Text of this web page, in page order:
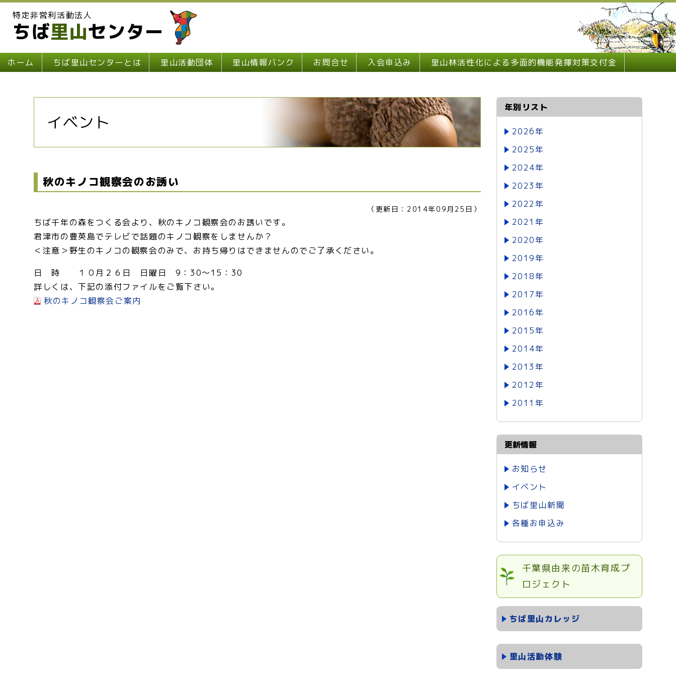
特定非営利活動法人
ちば里山センター
ホーム ちば里山センターとは 里山活動団体 里山情報バンク お問合せ 入会申込み 里山林活性化による多面的機能発揮対策交付金
イベント
秋のキノコ観察会のお誘い
（更新日：2014年09月25日）
ちば千年の森をつくる会より、秋のキノコ観察会のお誘いです。
君津市の豊英島でテレビで話題のキノコ観察をしませんか？
＜注意＞野生のキノコの観察会のみで、お持ち帰りはできませんのでご了承ください。
日 時 １０月２６日 日曜日 9：30～15：30
詳しくは、下記の添付ファイルをご覧下さい。
秋のキノコ観察会ご案内
年別リスト
2026年
2025年
2024年
2023年
2022年
2021年
2020年
2019年
2018年
2017年
2016年
2015年
2014年
2013年
2012年
2011年
更新情報
お知らせ
イベント
ちば里山新聞
各種お申込み
千葉県由来の苗木育成プ
ロジェクト
ちば里山カレッジ
里山活動体験